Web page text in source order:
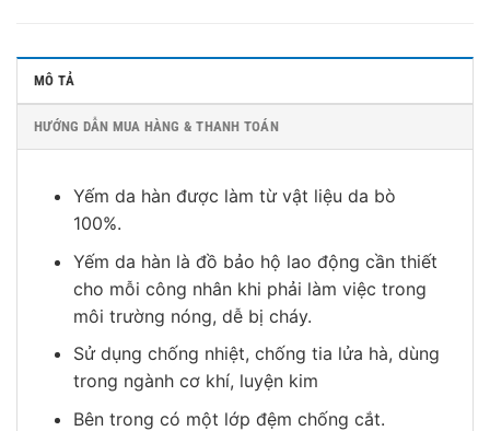
MÔ TẢ
HƯỚNG DẪN MUA HÀNG & THANH TOÁN
Yếm da hàn được làm từ vật liệu da bò
100%.
Yếm da hàn là đồ bảo hộ lao động cần thiết
cho mỗi công nhân khi phải làm việc trong
môi trường nóng, dễ bị cháy.
Sử dụng chống nhiệt, chống tia lửa hà, dùng
trong ngành cơ khí, luyện kim
Bên trong có một lớp đệm chống cắt.